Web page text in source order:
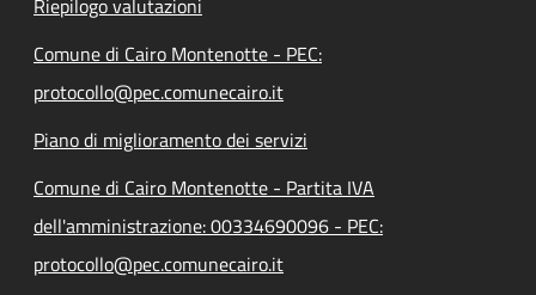
Riepilogo valutazioni
Comune di Cairo Montenotte - PEC:
protocollo@pec.comunecairo.it
Piano di miglioramento dei servizi
Comune di Cairo Montenotte - Partita IVA
dell'amministrazione: 00334690096 - PEC:
protocollo@pec.comunecairo.it